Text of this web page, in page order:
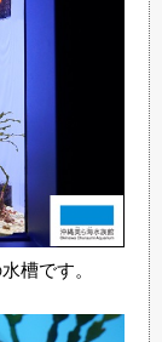
槽です。